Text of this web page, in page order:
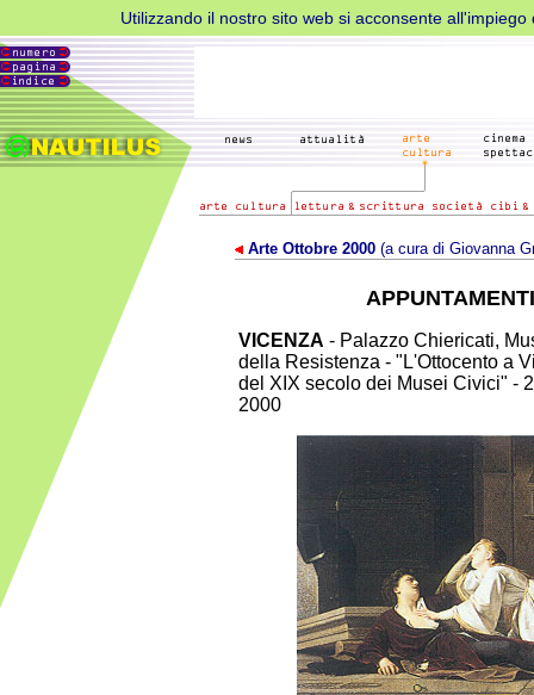
Utilizzando il nostro sito web si acconsente
Arte Ottobre 2000 (a cura di Giovanna
VICENZA - Palazzo Chiericati,
della Resistenza - "L'Ottocento a
del XIX secolo dei Musei Civici" -
2000